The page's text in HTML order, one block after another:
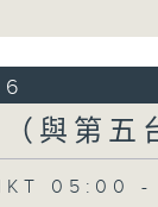
與第五
05:00